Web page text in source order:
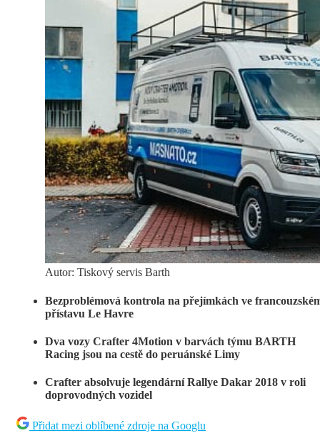
Autor: Tiskový servis Barth
Bezproblémová kontrola na přejímkách ve
přístavu Le Havre
Dva vozy Crafter 4Motion v barvách týmu BARTH
Racing jsou na cestě do peruánské Limy
Crafter absolvuje legendární Rallye Dakar 2018 v roli
doprovodných vozidel
Přidat mezi oblíbené zdroje na Googlu